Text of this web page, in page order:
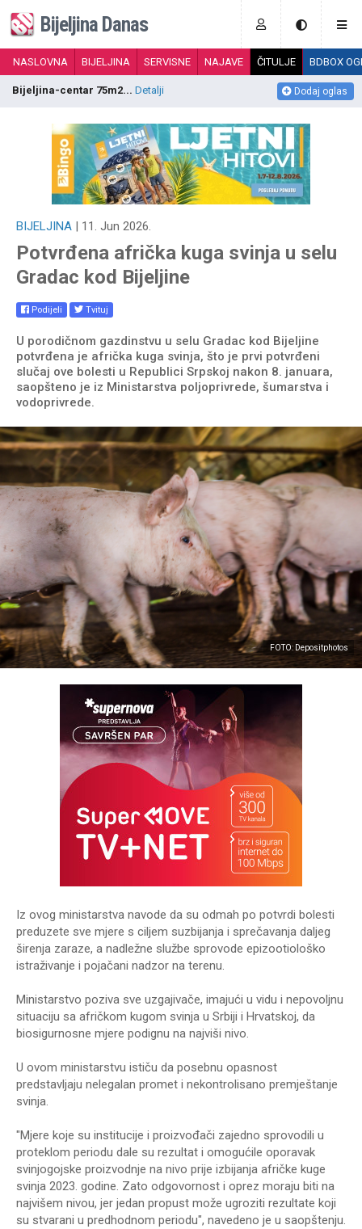
Bijeljina Danas
NASLOVNA BIJELJINA SERVISNE NAJAVE ČITULJE BDBOX
Dodaj oglas
Bijeljina-centar 75m2... Detalji
BIJELJINA | 11. Jun 2026.
Potvrđena afrička kuga svinja u selu
Gradac kod Bijeljine
Podijeli Tvituj
U porodičnom gazdinstvu u selu Gradac kod Bijeljine
potvrđena je afrička kuga svinja, što je prvi potvrđeni
slučaj ove bolesti u Republici Srpskoj nakon 8. januara,
saopšteno je iz Ministarstva poljoprivrede, šumarstva i
vodoprivrede.
FOTO: Depositphotos
Iz ovog ministarstva navode da su odmah po potvrdi bolesti
preduzete sve mjere s ciljem suzbijanja i sprečavanja daljeg
širenja zaraze, a nadležne službe sprovode epizootiološko
istraživanje i pojačani nadzor na terenu.
Ministarstvo poziva sve uzgajivače, imajući u vidu i nepovoljnu
situaciju sa afričkom kugom svinja u Srbiji i Hrvatskoj, da
biosigurnosne mjere podignu na najviši nivo.
U ovom ministarstvu ističu da posebnu opasnost
predstavljaju nelegalan promet i nekontrolisano premještanje
svinja.
"Mjere koje su institucije i proizvođači zajedno sprovodili u
proteklom periodu dale su rezultat i omogućile oporavak
svinjogojske proizvodnje na nivo prije izbijanja afričke kuge
svinja 2023. godine. Zato odgovornost i oprez moraju biti na
najvišem nivou, jer jedan propust može ugroziti rezultate koji
su stvarani u predhodnom periodu", navedeno je u saopštenju.